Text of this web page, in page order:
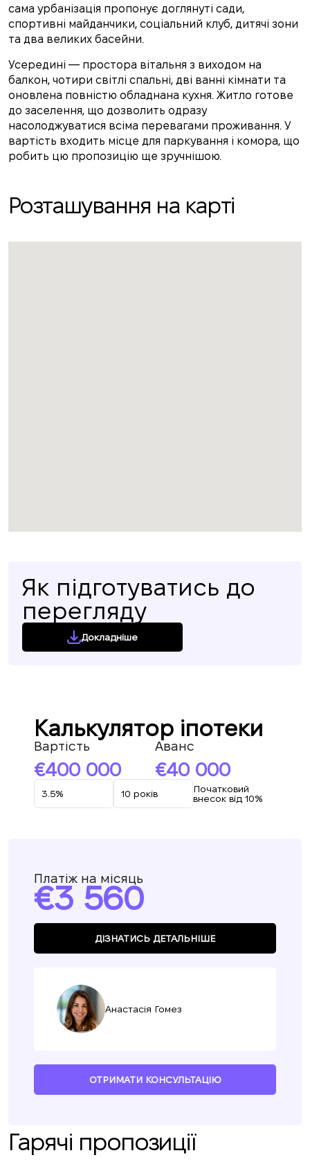
сама урбанізація пропонує доглянуті сади,
спортивні майданчики, соціальний клуб, дитячі зони
та два великих басейни.
Усередині — простора вітальня з виходом на
балкон, чотири світлі спальні, дві ванні кімнати та
оновлена ​​повністю обладнана кухня. Житло готове
до заселення, що дозволить одразу
насолоджуватися всіма перевагами проживання. У
вартість входить місце для паркування і комора, що
робить цю пропозицію ще зручнішою.
Розташування на карті
Як підготуватись до
перегляду
Докладніше
Калькулятор іпотеки
Вартість
400 000
Аванс
40 000
Початковий
внесок від 10%
Платіж на місяць
3 560
ДІЗНАТИСЬ ДЕТАЛЬНІШЕ
Анастасія Гомез
ОТРИМАТИ КОНСУЛЬТАЦІЮ
Гарячі пропозиції